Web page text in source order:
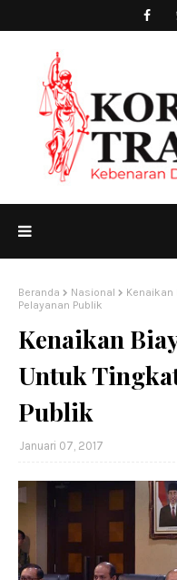
Beranda Nasional
Kenaikan
Pelayanan Publik
Kenaikan
Untuk
Publik
Januari 07, 2017